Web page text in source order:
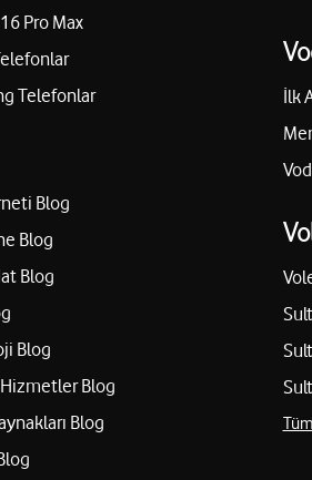
Pro Max
Telefonlar
Blog
Blog
Blog
Blog
Blog
Blog
İlk